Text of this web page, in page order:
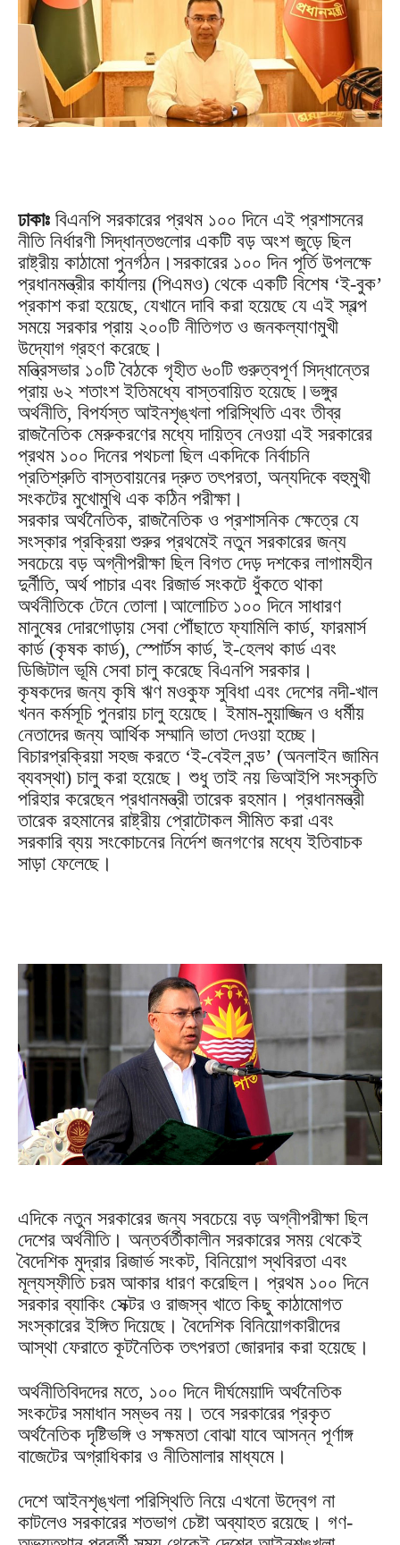
ঢাকাঃ বিএনপি সরকারের প্রথম ১০০ দিনে এই প্রশাসনের
নীতি নির্ধারণী সিদ্ধান্তগুলোর একটি বড় অংশ জুড়ে ছিল
রাষ্ট্রীয় কাঠামো পুনর্গঠন।সরকারের ১০০ দিন পূর্তি উপলক্ষে
প্রধানমন্ত্রীর কার্যালয় (পিএমও) থেকে একটি বিশেষ ‘ই-বুক’
প্রকাশ করা হয়েছে, যেখানে দাবি করা হয়েছে যে এই স্বল্প
সময়ে সরকার প্রায় ২০০টি নীতিগত ও জনকল্যাণমুখী
উদ্যোগ গ্রহণ করেছে।
মন্ত্রিসভার ১০টি বৈঠকে গৃহীত ৬০টি গুরুত্বপূর্ণ সিদ্ধান্তের
প্রায় ৬২ শতাংশ ইতিমধ্যে বাস্তবায়িত হয়েছে।ভঙ্গুর
অর্থনীতি, বিপর্যস্ত আইনশৃঙ্খলা পরিস্থিতি এবং তীব্র
রাজনৈতিক মেরুকরণের মধ্যে দায়িত্ব নেওয়া এই সরকারের
প্রথম ১০০ দিনের পথচলা ছিল একদিকে নির্বাচনি
প্রতিশ্রুতি বাস্তবায়নের দ্রুত তৎপরতা, অন্যদিকে বহুমুখী
সংকটের মুখোমুখি এক কঠিন পরীক্ষা।
সরকার অর্থনৈতিক, রাজনৈতিক ও প্রশাসনিক ক্ষেত্রে যে
সংস্কার প্রক্রিয়া শুরুর প্রথমেই নতুন সরকারের জন্য
সবচেয়ে বড় অগ্নীপরীক্ষা ছিল বিগত দেড় দশকের লাগামহীন
দুর্নীতি, অর্থ পাচার এবং রিজার্ভ সংকটে ধুঁকতে থাকা
অর্থনীতিকে টেনে তোলা।আলোচিত ১০০ দিনে সাধারণ
মানুষের দোরগোড়ায় সেবা পৌঁছাতে ফ্যামিলি কার্ড, ফারমার্স
কার্ড (কৃষক কার্ড), স্পোর্টস কার্ড, ই-হেলথ কার্ড এবং
ডিজিটাল ভূমি সেবা চালু করেছে বিএনপি সরকার।
কৃষকদের জন্য কৃষি ঋণ মওকুফ সুবিধা এবং দেশের নদী-খাল
খনন কর্মসূচি পুনরায় চালু হয়েছে। ইমাম-মুয়াজ্জিন ও ধর্মীয়
নেতাদের জন্য আর্থিক সম্মানি ভাতা দেওয়া হচ্ছে।
বিচারপ্রক্রিয়া সহজ করতে ‘ই-বেইল বন্ড’ (অনলাইন জামিন
ব্যবস্থা) চালু করা হয়েছে। শুধু তাই নয় ভিআইপি সংস্কৃতি
পরিহার করেছেন প্রধানমন্ত্রী তারেক রহমান। প্রধানমন্ত্রী
তারেক রহমানের রাষ্ট্রীয় প্রোটোকল সীমিত করা এবং
সরকারি ব্যয় সংকোচনের নির্দেশ জনগণের মধ্যে ইতিবাচক
সাড়া ফেলেছে।
এদিকে নতুন সরকারের জন্য সবচেয়ে বড় অগ্নীপরীক্ষা ছিল
দেশের অর্থনীতি। অন্তর্বর্তীকালীন সরকারের সময় থেকেই
বৈদেশিক মুদ্রার রিজার্ভ সংকট, বিনিয়োগ স্থবিরতা এবং
মূল্যস্ফীতি চরম আকার ধারণ করেছিল। প্রথম ১০০ দিনে
সরকার ব্যাকিং সেক্টর ও রাজস্ব খাতে কিছু কাঠামোগত
সংস্কারের ইঙ্গিত দিয়েছে। বৈদেশিক বিনিয়োগকারীদের
আস্থা ফেরাতে কূটনৈতিক তৎপরতা জোরদার করা হয়েছে।
অর্থনীতিবিদদের মতে, ১০০ দিনে দীর্ঘমেয়াদি অর্থনৈতিক
সংকটের সমাধান সম্ভব নয়। তবে সরকারের প্রকৃত
অর্থনৈতিক দৃষ্টিভঙ্গি ও সক্ষমতা বোঝা যাবে আসন্ন পূর্ণাঙ্গ
বাজেটের অগ্রাধিকার ও নীতিমালার মাধ্যমে।
দেশে আইনশৃঙ্খলা পরিস্থিতি নিয়ে এখনো উদ্বেগ না
কাটলেও সরকারের শতভাগ চেষ্টা অব্যাহত রয়েছে। গণ-